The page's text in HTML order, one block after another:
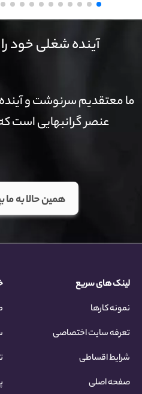
آینده شغلی خود
ما معتقدیم سرنوشت و
عنصر گرانبهایی است
همین حالا به ما
لینک های سریع
نمونه کارها
تعرفه سایت اختصاصی
شرایط اقساطی
صفحه اصلی